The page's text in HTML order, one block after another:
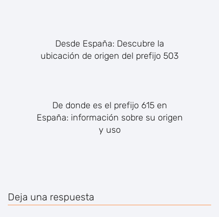
Desde España: Descubre la
ubicación de origen del prefijo 503
De donde es el prefijo 615 en
España: información sobre su origen
y uso
Deja una respuesta